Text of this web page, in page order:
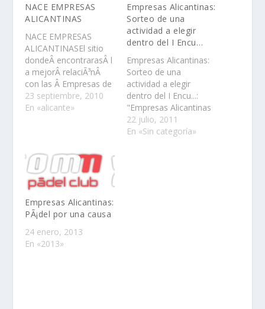
NACE EMPRESAS
ALICANTINAS
NACE EMPRESAS
ALICANTINASEl sitio
dondeÂ encontrarasÂ l
a mejorÂ relaciÃ³nÂ
con las Â Empresas de
la Provincia de
Alicante.Si eres una
idea es que vosotros
las empresas
alicantinas nos
comuniquÃ©is vuestra
pagina de FANS en
facebook para asi
favoritos de esta…
23 septiembre, 2010
En «alicante»
Empresas Alicantinas:
Sorteo de una
actividad a elegir
dentro del I Encu…
Empresas Alicantinas:
Sorteo de una
actividad a elegir
dentro del I Encu...:
"Empresas Alicantinas
y la pagina
http://www.viajayliga.c
22 julio, 2011
En «Sin categoría»
Empresas Alicantinas:
PÃ¡del por una causa
24 enero, 2013
En «2013»